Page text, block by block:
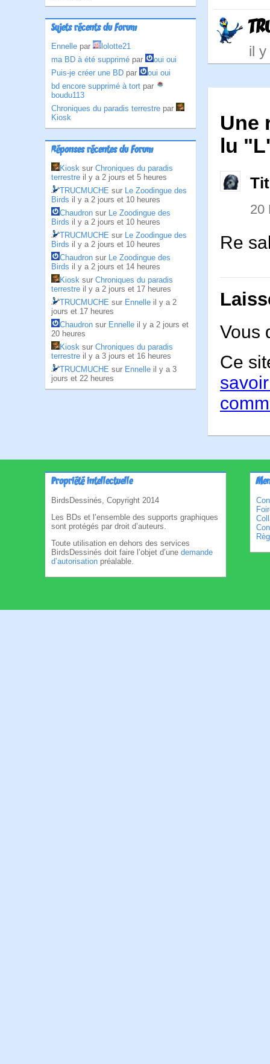
Sujets récents du Forum
Ennelle par
lolotte21
ma BD à été supprimé par
oui oui
Puis-je créer une BD par
oui oui
bd encore supprimé à tort par
boudu113
Chroniques du paradis terrestre par
Kiosk
Réponses récentes du Forum
Kiosk sur Chroniques du paradis
terrestre il y a 2 jours et 5 heures
TRUCMUCHE sur Le Zoodingue des
Birds il y a 2 jours et 10 heures
Chaudron sur Le Zoodingue des
Birds il y a 2 jours et 10 heures
TRUCMUCHE sur Le Zoodingue des
Birds il y a 2 jours et 10 heures
Chaudron sur Le Zoodingue des
Birds il y a 2 jours et 14 heures
Kiosk sur Chroniques du paradis
terrestre il y a 2 jours et 17 heures
TRUCMUCHE sur Ennelle il y a 2
jours et 17 heures
Chaudron sur Ennelle il y a 2 jours et
20 heures
Kiosk sur Chroniques du paradis
terrestre il y a 3 jours et 16 heures
TRUCMUCHE sur Ennelle il y a 3
jours et 22 heures
il
Une
lu
20
Re
Vous
Ce
Propriété intellectuelle
BirdsDessinés, Copyright 2014
Les BDs et l’ensemble des supports graphiques
sont protégés par droit d’auteurs.
Toute utilisation en dehors des services
BirdsDessinés doit faire l’objet d’une demande
d’autorisation préalable.